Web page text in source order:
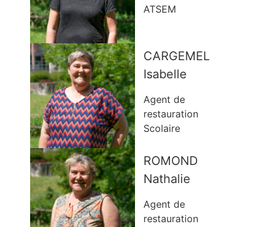
ATSEM
CARGEMEL
Isabelle
Agent de
restauration
Scolaire
ROMOND
Nathalie
Agent de
restauration